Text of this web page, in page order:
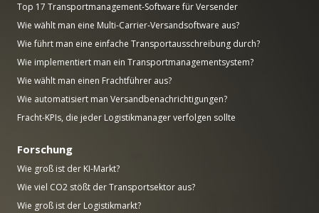
Top 17 Transportmanagement-Software für Versender
Wie wählt man eine Multi-Carrier-Versandsoftware aus?
Wie führt man eine einfache Transportausschreibung durch?
Wie implementiert man ein Transportmanagementsystem?
Wie wählt man einen Frachtführer aus?
Wie automatisiert man Versandbenachrichtigungen?
Fracht-KPIs, die jeder Logistikmanager verfolgen sollte
Forschung
Wie groß ist der KI-Markt?
Wie viel CO2 stößt der Transportsektor aus?
Wie groß ist der Logistikmarkt?